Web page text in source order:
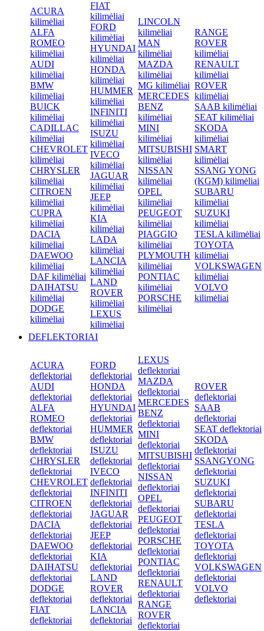
ACURA
kilimėliai
ALFA
ROMEO
kilimėliai
AUDI
kilimėliai
BMW
kilimėliai
BUICK
kilimėliai
CADILLAC
kilimėliai
CHEVROLET
kilimėliai
CHRYSLER
kilimėliai
CITROEN
kilimėliai
CUPRA
kilimėliai
DACIA
kilimėliai
DAEWOO
kilimėliai
DAF kilimėliai
DAIHATSU
kilimėliai
DODGE
kilimėliai
FIAT
kilimėliai
FORD
kilimėliai
HYUNDAI
kilimėliai
HONDA
kilimėliai
HUMMER
kilimėliai
INFINITI
kilimėliai
ISUZU
kilimėliai
IVECO
kilimėliai
JAGUAR
kilimėliai
JEEP
kilimėliai
KIA
kilimėliai
LADA
kilimėliai
LANCIA
kilimėliai
LAND
ROVER
kilimėliai
LEXUS
kilimėliai
LINCOLN
kilimėliai
MAN
kilimėliai
MAZDA
kilimėliai
MG kilimėliai
MERCEDES
BENZ
kilimėliai
MINI
kilimėliai
MITSUBISHI
kilimėliai
NISSAN
kilimėliai
OPEL
kilimėliai
PEUGEOT
kilimėliai
PIAGGIO
kilimėliai
PLYMOUTH
kilimėliai
PONTIAC
kilimėliai
PORSCHE
kilimėliai
RANGE
ROVER
kilimėliai
RENAULT
kilimėliai
ROVER
kilimėliai
SAAB kilimėliai
SEAT kilimėliai
SKODA
kilimėliai
SMART
kilimėliai
SSANG YONG
(KGM) kilimėliai
SUBARU
kilimėliai
SUZUKI
kilimėliai
TESLA kilimėliai
TOYOTA
kilimėliai
VOLKSWAGEN
kilimėliai
VOLVO
kilimėliai
DEFLEKTORIAI
ACURA
deflektoriai
AUDI
deflektoriai
ALFA
ROMEO
deflektoriai
BMW
deflektoriai
CHRYSLER
deflektoriai
CHEVROLET
deflektoriai
CITROEN
deflektoriai
DACIA
deflektoriai
DAEWOO
deflektoriai
DAIHATSU
deflektoriai
DODGE
deflektoriai
FIAT
deflektoriai
FORD
deflektoriai
HONDA
deflektoriai
HYUNDAI
deflektoriai
HUMMER
deflektoriai
ISUZU
deflektoriai
IVECO
deflektoriai
INFINITI
deflektoriai
JAGUAR
deflektoriai
JEEP
deflektoriai
KIA
deflektoriai
LAND
ROVER
deflektoriai
LANCIA
deflektoriai
LEXUS
deflektoriai
MAZDA
deflektoriai
MERCEDES
BENZ
deflektoriai
MINI
deflektoriai
MITSUBISHI
deflektoriai
NISSAN
deflektoriai
OPEL
deflektoriai
PEUGEOT
deflektoriai
PORSCHE
deflektoriai
PONTIAC
deflektoriai
RENAULT
deflektoriai
RANGE
ROVER
deflektoriai
ROVER
deflektoriai
SAAB
deflektoriai
SEAT deflektoriai
SKODA
deflektoriai
SSANGYONG
deflektoriai
SUZUKI
deflektoriai
SUBARU
deflektoriai
TESLA
deflektoriai
TOYOTA
deflektoriai
VOLKSWAGEN
deflektoriai
VOLVO
deflektoriai